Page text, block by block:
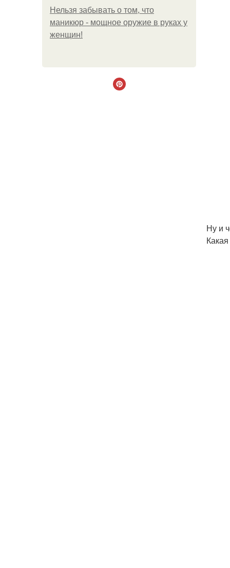
Нельзя забывать о том, что
маникюр - мощное оружие в руках у
женщин!
Ну и